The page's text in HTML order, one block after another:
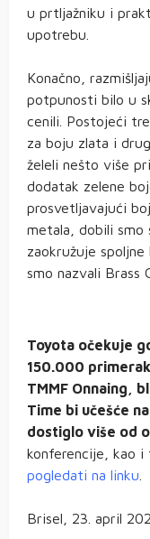
u prtljažniku i
upotrebu.
Konačno,
potpunosti bilo u
cenili. Postojeći
za boju zlata i
želeli nešto više
dodatak zelene
prosvetljavajući
metala, dobili smo
zaokružuje
smo nazvali Brass
Toyota očekuje
150.000
TMMF Onnaing,
Time bi učešće
dostiglo više od
konferencije, kao i
pogledati na linku
Brisel, 23. april